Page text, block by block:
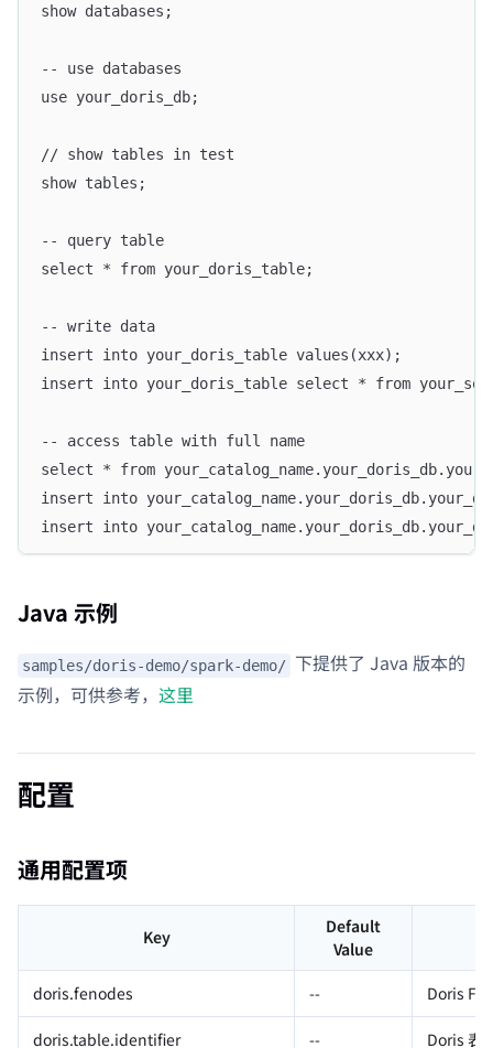
show databases;
-- use databases
use your_doris_db;
// show tables in test
show tables;
-- query table
select * from your_doris_table;
-- write data
insert into your_doris_table values(xxx);
insert into your_doris_table select * from
-- access table with full name
select * from
insert into
insert into
Java 示例
samples/doris-demo/spark-demo/ 下提供了 Java 版本的
示例，可供参考， 这里
配置
通用配置项
Key
Default
Value
doris.fenodes
-- Doris FE
doris.table.identifier -- Doris 表